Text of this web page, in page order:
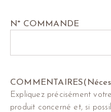
N° COMMANDE
COMMENTAIRES
Expliquez précisément
produit concerné et, si